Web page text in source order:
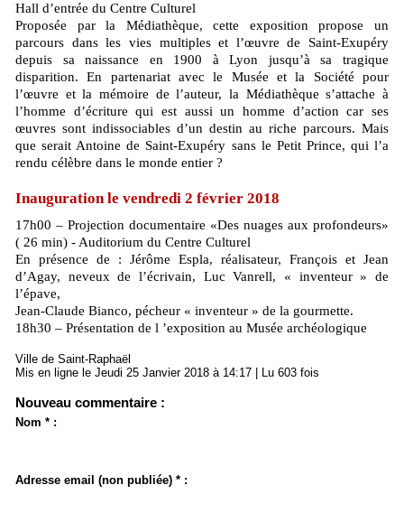
Hall d’entrée du Centre Culturel
Proposée par la Médiathèque, cette exposition propose un
parcours dans les vies multiples et l’œuvre de Saint-Exupéry
depuis sa naissance en 1900 à Lyon jusqu’à sa tragique
disparition. En partenariat avec le Musée et la Société pour
l’œuvre et la mémoire de l’auteur, la Médiathèque s’attache à
l’homme d’écriture qui est aussi un homme d’action car ses
œuvres sont indissociables d’un destin au riche parcours. Mais
que serait Antoine de Saint-Exupéry sans le Petit Prince, qui l’a
rendu célèbre dans le monde entier ?
Inauguration le vendredi 2 février 2018
17h00 – Projection documentaire «Des nuages aux profondeurs»
( 26 min) - Auditorium du Centre Culturel
En présence de : Jérôme Espla, réalisateur, François et Jean
d’Agay, neveux de l’écrivain, Luc Vanrell, « inventeur » de
l’épave,
Jean-Claude Bianco, pécheur « inventeur » de la gourmette.
18h30 – Présentation de l ’exposition au Musée archéologique
Ville de Saint-Raphaël
Mis en ligne le Jeudi 25 Janvier 2018 à 14:17 | Lu 603 fois
Nouveau commentaire :
Nom * :
Adresse email (non publiée) * :